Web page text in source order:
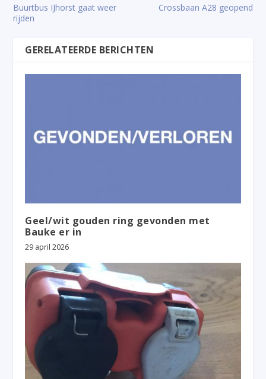
Buurtbus IJhorst gaat weer
rijden
Crossbaan A28 geopend
GERELATEERDE BERICHTEN
Geel/wit gouden ring gevonden met
Bauke er in
29 april 2026